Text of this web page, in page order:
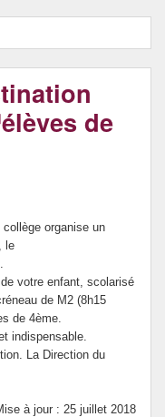
de
organise un
le
votre enfant, scolarisé
de M2 (8h15
de 4ème.
indispensable.
La Direction du
à jour : 25 juillet 2018